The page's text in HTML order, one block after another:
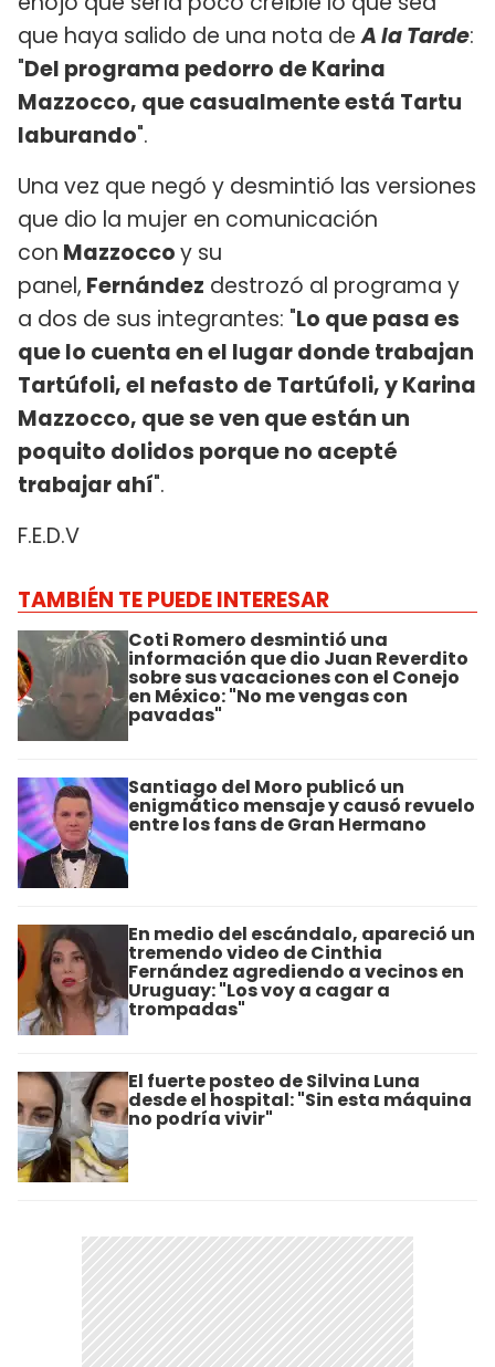
que haya salido de una nota deA la Tarde:
"Del programa pedorro de Karina
Mazzocco, que casualmente está Tartu
laburando".
Una vez que negó y desmintió las versiones
que dio la mujer en comunicación
con Mazzoccoy su
panel, Fernández destrozó al programa y
a dos de sus integrantes: "Lo que pasa es
que lo cuenta en el lugar donde trabajan
Tartúfoli, el nefasto de Tartúfoli, y Karina
Mazzocco, que se ven que están un
poquito dolidos porque no acepté
trabajar ahí".
F.E.D.V
TAMBIÉN TE PUEDE INTERESAR
Coti Romero desmintió una
información que dio Juan Reverdito
sobre sus vacaciones con el Conejo
en México: "No me vengas con
pavadas"
Santiago del Moro publicó un
enigmático mensaje y causó revuelo
entre los fans de Gran Hermano
En medio del escándalo, apareció un
tremendo video de Cinthia
Fernández agrediendo a vecinos en
Uruguay: "Los voy a cagar a
trompadas"
El fuerte posteo de Silvina Luna
desde el hospital: "Sin esta máquina
no podría vivir"